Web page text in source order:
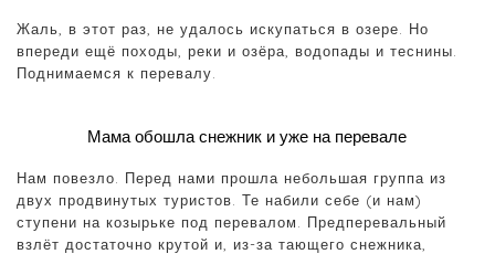
Жаль, в этот раз, не удалось искупаться в озере. Но
впереди ещё походы, реки и озёра, водопады и теснины.
Поднимаемся к перевалу.
Мама обошла снежник и уже на перевале
Нам повезло. Перед нами прошла небольшая группа из
двух продвинутых туристов. Те набили себе (и нам)
ступени на козырьке под перевалом. Предперевальный
взлёт достаточно крутой и, из-за тающего снежника,